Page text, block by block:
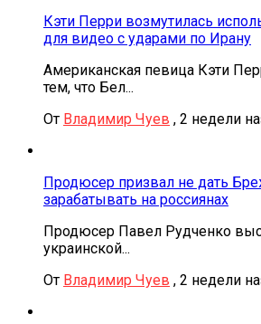
Кэти Перри возмутилась
для видео с ударами по Ирану
Американская певица Кэти
тем, что Бел...
От Владимир Чуев , 2 недели
Продюсер призвал не дать
зарабатывать на россиянах
Продюсер Павел Рудченко
украинской...
От Владимир Чуев , 2 недели